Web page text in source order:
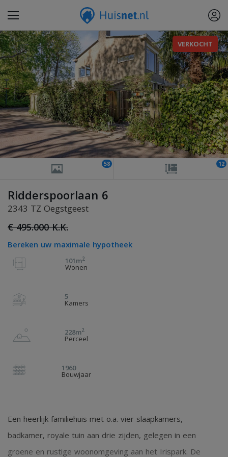
VERKOCHT
58 12
Ridderspoorlaan 6
2343 TZ Oegstgeest
€ 495.000 K.K.
Bereken uw maximale hypotheek
101m2
Wonen
5
Kamers
228m2
Perceel
1960
Bouwjaar
Een heerlijk familiehuis met o.a. vier slaapkamers,
badkamer, royale tuin aan drie zijden, gelegen in een
groene en rustige woonomgeving aan het Irispark. De